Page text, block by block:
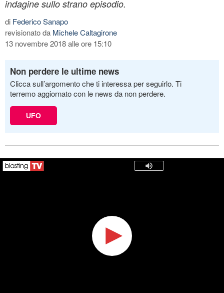
indagine sullo strano episodio.
di Federico Sanapo
revisionato da Michele Caltagirone
13 novembre 2018 alle ore 15:10
Non perdere le ultime news
Clicca sull’argomento che ti interessa per seguirlo. Ti
terremo aggiornato con le news da non perdere.
UFO